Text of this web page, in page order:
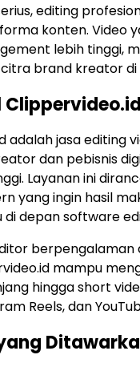
editing
konten. Video
lebih tinggi,
brand kreator di
Clippervideo.id
adalah jasa editing
dan pebisnis
Layanan ini
yang ingin hasil
di depan software
mampu
hingga short
Reels, dan